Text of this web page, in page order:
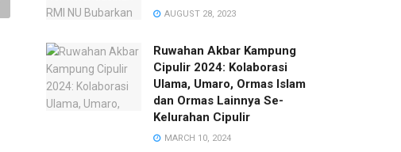
AUGUST 28, 2023
Ruwahan Akbar Kampung
Cipulir 2024: Kolaborasi
Ulama, Umaro, Ormas Islam
dan Ormas Lainnya Se-
Kelurahan Cipulir
MARCH 10, 2024